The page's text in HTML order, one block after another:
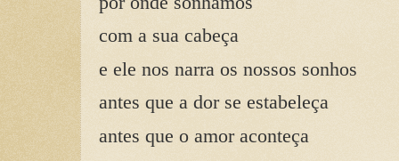
com a sua cabeça
e ele nos narra os nossos sonhos
antes que a dor se estabeleça
antes que o amor aconteça